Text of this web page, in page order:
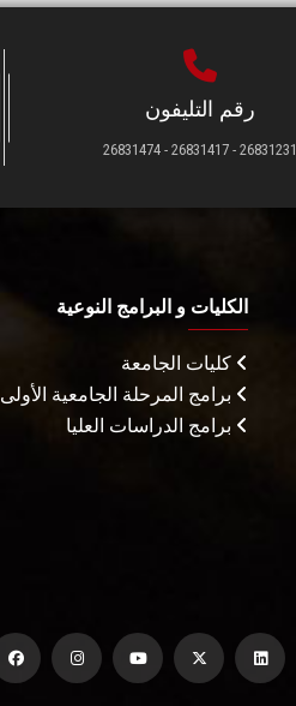
رقم التليفون
26831231 - 26831417 - 26831474
الكليات و البرامج النوعية
كليات الجامعة
برامج المرحلة الجامعية الأولى
برامج الدراسات العليا